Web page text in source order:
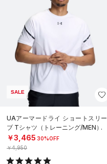
SALE
UAアーマードライ ショートスリー
ブ Tシャツ（トレーニング/MEN）
￥3,465 30%OFF
￥4,950